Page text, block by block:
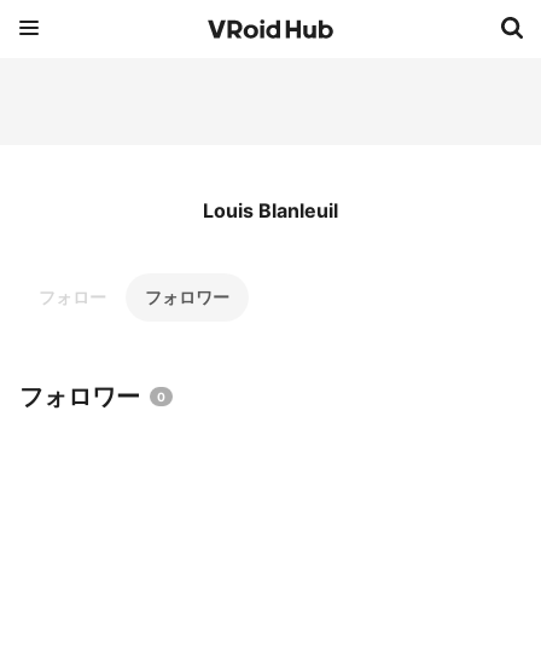
Louis Blanleuil
フォロー フォロワー
フォロワー 0